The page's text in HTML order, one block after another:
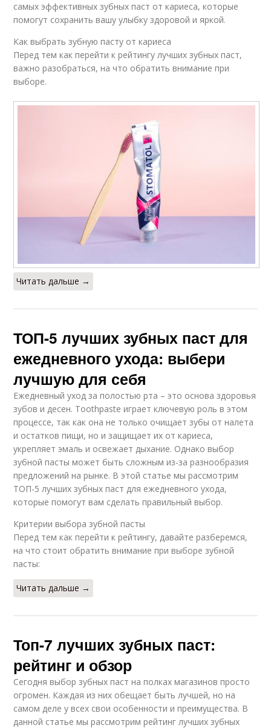
самых эффективных зубных паст от кариеса, которые
помогут сохранить вашу улыбку здоровой и яркой.
Как выбрать зубную пасту от кариеса
Перед тем как перейти к рейтингу лучших зубных паст,
важно разобраться, на что обратить внимание при
выборе.
Читать дальше →
ТОП-5 лучших зубных паст для
ежедневного ухода: выбери
лучшую для себя
Ежедневный уход за полостью рта – это основа здоровья
зубов и десен. Toothpaste играет ключевую роль в этом
процессе, так как она не только очищает зубы от налета
и остатков пищи, но и защищает их от кариеса,
укрепляет эмаль и освежает дыхание. Однако выбор
зубной пасты может быть сложным из-за разнообразия
предложений на рынке. В этой статье мы рассмотрим
ТОП-5 лучших зубных паст для ежедневного ухода,
которые помогут вам сделать правильный выбор.
Критерии выбора зубной пасты
Перед тем как перейти к рейтингу, давайте разберемся,
на что стоит обратить внимание при выборе зубной
пасты:
Читать дальше →
Топ-7 лучших зубных паст:
рейтинг и обзор
Сегодня выбор зубных паст на полках магазинов просто
огромен. Каждая из них обещает быть лучшей, но на
самом деле у всех свои особенности и преимущества. В
данной статье мы рассмотрим рейтинг лучших зубных